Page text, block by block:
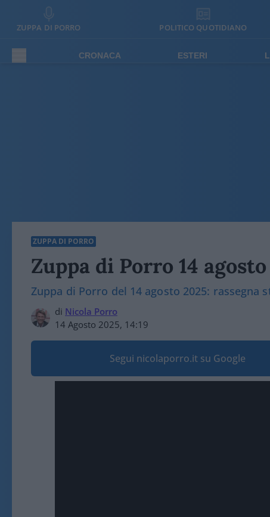
ZUPPA DI PORRO POLITICO QUOTIDIANO
CRONACA ESTERI
ZUPPA DI PORRO
Zuppa di Porro 14
Zuppa di Porro del 14 agosto 2025: rassegna
di Nicola Porro
14 Agosto 2025, 14:19
Segui nicolaporro.it su Google